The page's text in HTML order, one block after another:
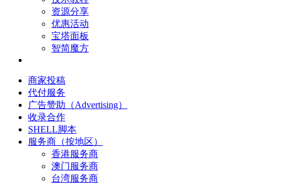
资源分享
优惠活动
宝塔面板
智简魔方
商家投稿
代付服务
广告赞助（Advertising）
收录合作
SHELL脚本
服务商（按地区）
香港服务商
澳门服务商
台湾服务商